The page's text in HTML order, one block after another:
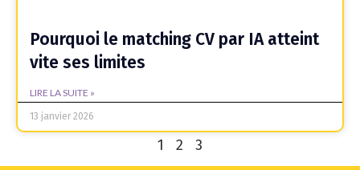
Pourquoi le matching CV par IA atteint
vite ses limites
LIRE LA SUITE »
13 janvier 2026
1 2 3